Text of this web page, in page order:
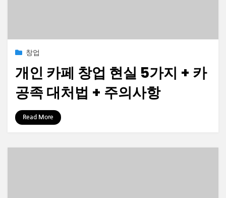
Posted2023-03-30
창업
개인 카페 창업 현실 5가지 + 카
공족 대처법 + 주의사항
by 정보수집가
Read More